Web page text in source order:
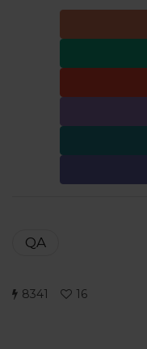
QA
8341 16